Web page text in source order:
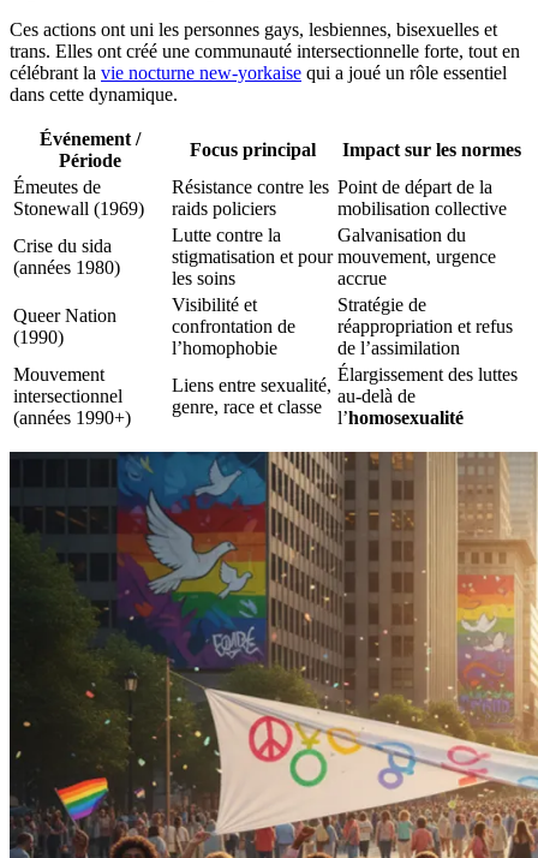
Ces actions ont uni les personnes gays, lesbiennes, bisexuelles et
trans. Elles ont créé une communauté intersectionnelle forte, tout en
célébrant la vie nocturne new-yorkaise qui a joué un rôle essentiel
dans cette dynamique.
Événement /
Période
Focus principal
Impact sur les normes
Émeutes de
Stonewall (1969)
Résistance contre les
raids policiers
Point de départ de la
mobilisation collective
Crise du sida
(années 1980)
Lutte contre la
stigmatisation et pour
les soins
Galvanisation du
mouvement, urgence
accrue
Queer Nation
(1990)
Visibilité et
confrontation de
l’homophobie
Stratégie de
réappropriation et refus
de l’assimilation
Mouvement
intersectionnel
(années 1990+)
Liens entre sexualité,
genre, race et classe
Élargissement des luttes
au-delà de
l’homosexualité